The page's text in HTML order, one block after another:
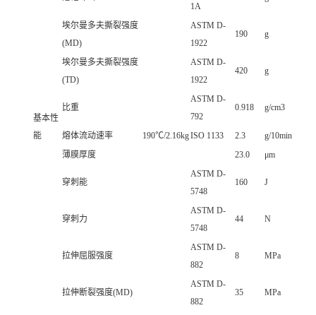
1A
埃尔曼多夫撕裂强度
(MD)
ASTM D-
1922
190 g
埃尔曼多夫撕裂强度
(TD)
ASTM D-
1922
420 g
基本性
能
比重
ASTM D-
792
0.918 g/cm3
熔体流动速率 190℃/2.16kgISO 1133 2.3
g/10min
薄膜厚度
23.0 μm
穿刺能
ASTM D-
5748
160 J
穿刺力
ASTM D-
5748
44 N
拉伸屈服强度
ASTM D-
882
8 MPa
拉伸断裂强度(MD)
ASTM D-
882
35 MPa